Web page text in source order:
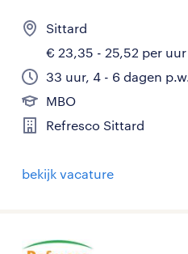
Sittard
€ 23,35 - 25,52 per uur
33 uur, 4 - 6 dagen p.w.
MBO
Refresco Sittard
bekijk vacature